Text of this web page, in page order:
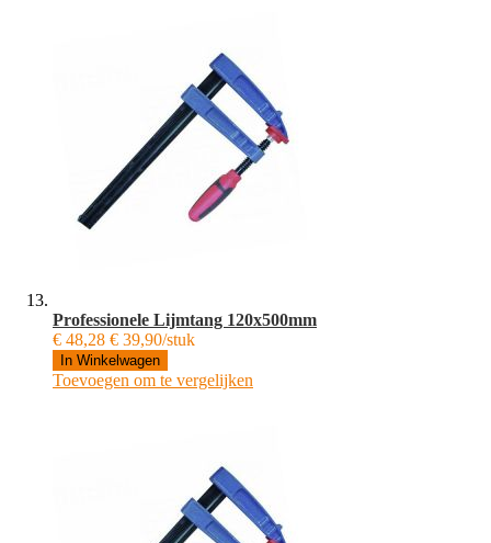
Professionele Lijmtang 120x500mm
€ 48,28 € 39,90/stuk
In Winkelwagen
Toevoegen om te vergelijken